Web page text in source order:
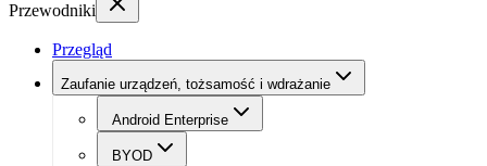
Przewodniki
Przegląd
Zaufanie urządzeń, tożsamość i wdrażanie
Android Enterprise
BYOD